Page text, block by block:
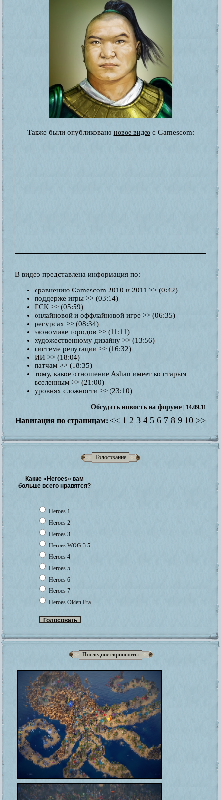
Голосование
Какие «Heroes» вам
больше всего нравятся?
Heroes 1
Heroes 2
Heroes 3
Heroes WOG 3.5
Heroes 4
Heroes 5
Heroes 6
Heroes 7
Heroes Olden Era
Последние скриншоты
Также были опубликовано новое видеос Gamescom:
В видео представлена информация по:
сравнению Gamescom 2010 и 2011 >> (0:42)
поддерже игры >> (03:14)
ГСК >> (05:59)
онлайновой и оффлайновой игре >> (06:35)
ресурсах >> (08:34)
экономике городов >> (11:11)
художественному дизайну >> (13:56)
системе репутации >> (16:32)
ИИ >> (18:04)
патчам >> (18:35)
тому, какое отношение Ashan имеет ко старым
вселенным >> (21:00)
уровнях сложности >> (23:10)
Обсудить новость на форуме | 14.09.11
Навигация по страницам: << 1 2 3 4 5 6 7 8 9 10 >>